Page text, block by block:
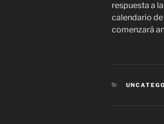
respuesta a
calendario de
comenzará